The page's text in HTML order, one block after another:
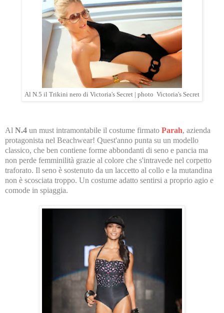
Al N.5 il Trikini nero di Victoria's Secret | photo Victoria's Secret
Al N.4 un must intramontabile il costume firmato Parah, azienda
protagonista nel Beachwear! Quest'anno punta su un modello
classico, che ben contiene forme abbondanti di seno e pancia ma
non perde femminilità grazie al colore che s'intravede nel corpetto
traforato. Il seno è sostenuto da un laccetto al collo e la mutandina
non è scosciata troppo. Un costume adatto sentirsi a proprio agio e
comode in spiaggia.